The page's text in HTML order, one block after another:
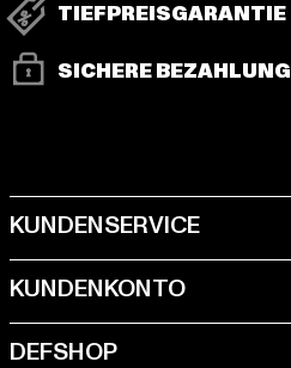
TIEFPREISGARANTIE
SICHERE BEZAHLUNG